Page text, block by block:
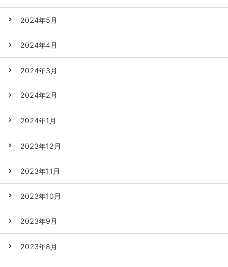
2024年5月
2024年4月
2024年3月
2024年2月
2024年1月
2023年12月
2023年11月
2023年10月
2023年9月
2023年8月